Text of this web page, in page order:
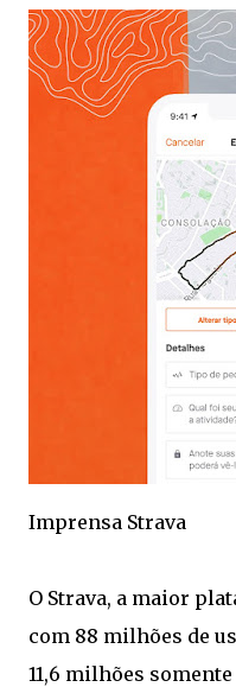
Imprensa Strava
O Strava, a maior
com 88 milhões de
11,6 milhões